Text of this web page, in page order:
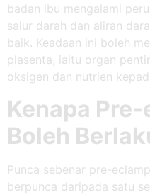
badan ibu mengalami
salur darah dan aliran
baik. Keadaan ini boleh
plasenta, iaitu organ
oksigen dan nutrien
Kenapa
Boleh
Punca sebenar pre-
berpunca daripada satu